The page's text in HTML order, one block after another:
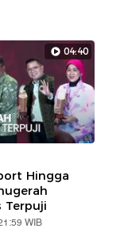
04:40
Hingga
Terpuji
WIB